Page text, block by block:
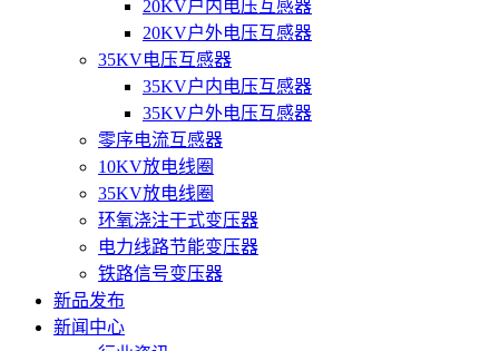
20KV户内电压互感器
20KV户外电压互感器
35KV电压互感器
35KV户内电压互感器
35KV户外电压互感器
零序电流互感器
10KV放电线圈
35KV放电线圈
环氧浇注干式变压器
电力线路节能变压器
铁路信号变压器
新品发布
新闻中心